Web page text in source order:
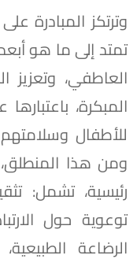
وترتكز المبادرة
تمتد إلى ما هو
العاطفي، وتعزيز
المبكرة،
للأطفال
ومن هذا المنطلق،
رئيسية، تشمل:
توعوية حول
الرضاعة